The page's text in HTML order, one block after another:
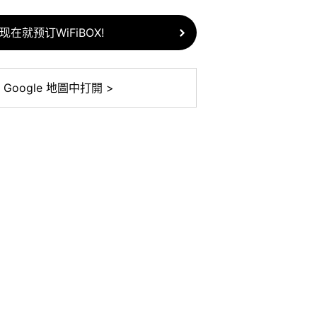
在就预订WiFiBOX!
Google 地圖中打開 >